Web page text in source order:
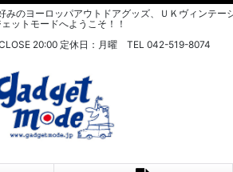
のヨーロッパアウトドアグッズ、ＵＫヴィンテー
ットモードへようこそ！！
20:00 定休日：月曜 TEL 042-519-8074